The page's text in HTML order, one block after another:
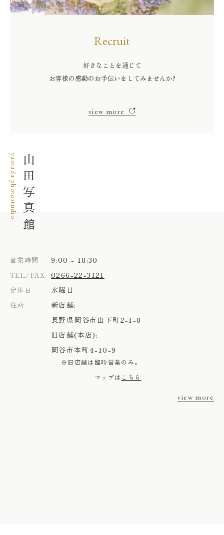
Recruit
好きなことを通じて
お客様の感動のお手伝いをしてみませんか?
view more
山田写真館
yamada photostudio
営業時間 9:00 - 18:30
TEL/FAX 0266-22-3121
定休日 水曜日
住所
新店舗:
長野県岡谷市山下町2-1-8
旧店舗(本店):
岡谷市本町4-10-9
※旧店舗は臨時営業のみ。
マップは こちら
view more